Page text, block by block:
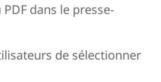
dans le presse-
de sélectionner